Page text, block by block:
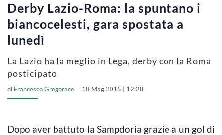
Derby Lazio-Roma: la spuntano i
biancocelesti, gara spostata a
lunedì
La Lazio ha la meglio in Lega, derby con la Roma
posticipato
di Francesco Gregorace 18 Mag 2015 | 12:28
Dopo aver battuto la Sampdoria grazie a un gol di